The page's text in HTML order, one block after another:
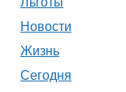
Новости
Жизнь
Сегодня